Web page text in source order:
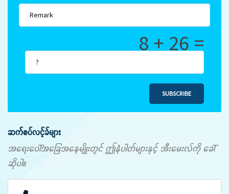
8 + 26 =
SUBSCRIBE
ဆက်စပ်လင့်ခ်များ
အရေးပေါ်အခြေအနေမျိုးတွင် ဤနံပါတ်များနှင့် အီးမေးလ်ကို ခေါ်
ဆိုပါ။